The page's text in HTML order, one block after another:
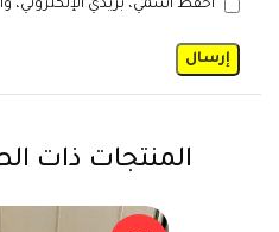
احفظ اسمي، بريدي الإلكتروني،
المنتجات ذات